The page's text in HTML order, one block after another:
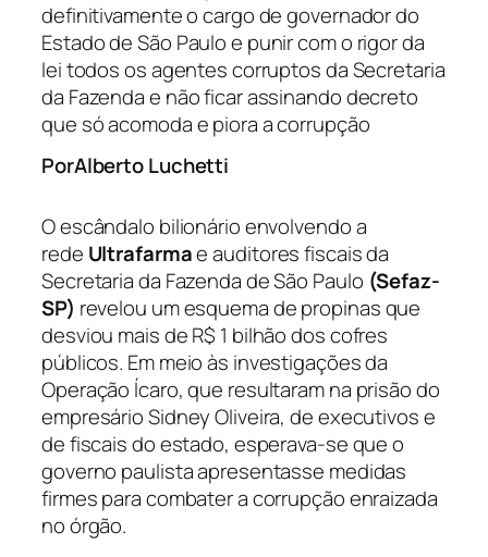
definitivamente o cargo de governador do
Estado de São Paulo e punir com o rigor da
lei todos os agentes corruptos da Secretaria
da Fazenda e não ficar assinando decreto
que só acomoda e piora a corrupção
PorAlberto Luchetti
O escândalo bilionário envolvendo a
rede Ultrafarmae auditores fiscais da
Secretaria da Fazenda de São Paulo (Sefaz-
SP) revelou um esquema de propinas que
desviou mais de R$ 1 bilhão dos cofres
públicos. Em meio às investigações da
Operação Ícaro, que resultaram na prisão do
empresário Sidney Oliveira, de executivos e
de fiscais do estado, esperava-se que o
governo paulista apresentasse medidas
firmes para combater a corrupção enraizada
no órgão.